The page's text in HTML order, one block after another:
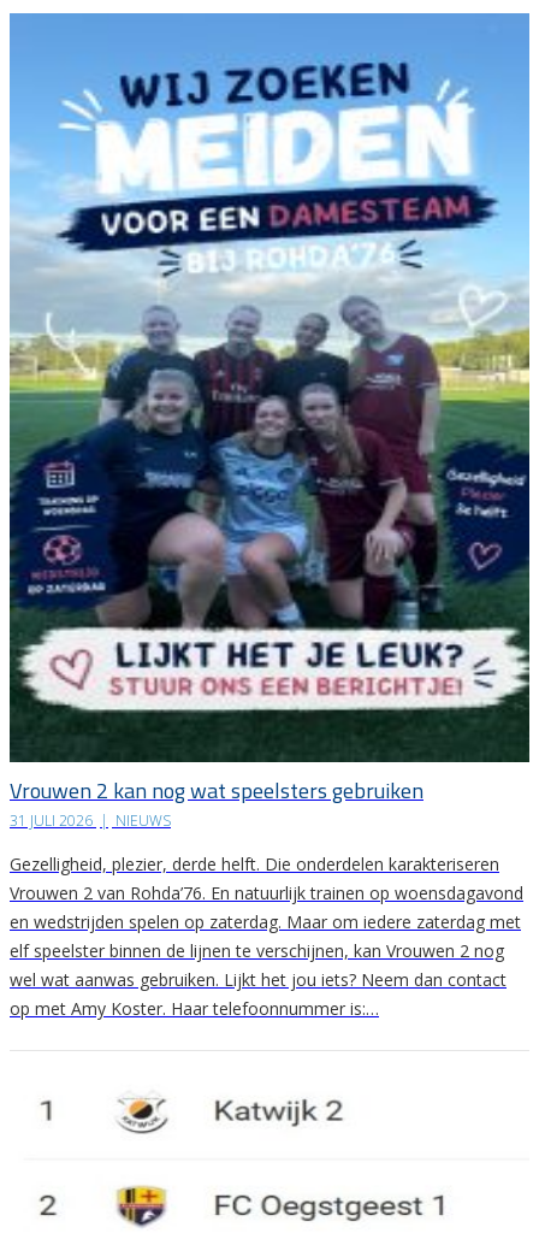
Vrouwen 2 kan nog wat speelsters gebruiken
31 JULI 2026 | NIEUWS
Gezelligheid, plezier, derde helft. Die onderdelen karakteriseren
Vrouwen 2 van Rohda’76. En natuurlijk trainen op woensdagavond
en wedstrijden spelen op zaterdag. Maar om iedere zaterdag met
elf speelster binnen de lijnen te verschijnen, kan Vrouwen 2 nog
wel wat aanwas gebruiken. Lijkt het jou iets? Neem dan contact
op met Amy Koster. Haar telefoonnummer is:…